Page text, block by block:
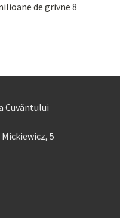
de grivne 8
Cuvântului
5